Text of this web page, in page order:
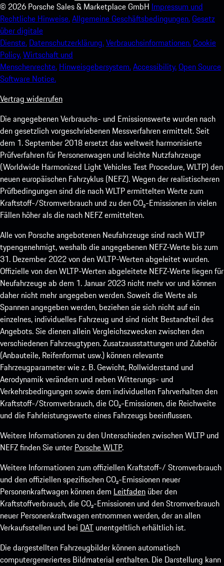
© 2026 Porsche Sales & Marketplace GmbH Impressum und
Rechtliche Hinweise.Allgemeine Geschäftsbedingungen.Gesetz
über digitale
Dienste. Datenschutzerklärung.Verbrauchsinformationen.Cookie
Policy.Wirtschaft und
Menschenrechte. Hinweisgebersystem.Accessibility.Open Source
Software Notice.
Vertrag widerrufen
Die angegebenen Verbrauchs- und Emissionswerte wurden nach
den gesetzlich vorgeschriebenen Messverfahren ermittelt. Seit
dem 1. September 2018 ersetzt das weltweit harmonisierte
Prüfverfahren für Personenwagen und leichte Nutzfahrzeuge
(Worldwide Harmonized Light Vehicles Test Procedure, WLTP) den
neuen europäischen Fahrzyklus (NEFZ). Wegen der realistischeren
Prüfbedingungen sind die nach WLTP ermittelten Werte zum
Kraftstoff-/Stromverbrauch und zu den CO₂-Emissionen in vielen
Fällen höher als die nach NEFZ ermittelten.
Alle von Porsche angebotenen Neufahrzeuge sind nach WLTP
typengenehmigt, weshalb die angegebenen NEFZ-Werte bis zum
31. Dezember 2022 von den WLTP-Werten abgeleitet wurden.
Offizielle von den WLTP-Werten abgeleitete NEFZ-Werte liegen für
Neufahrzeuge ab dem 1. Januar 2023 nicht mehr vor und können
daher nicht mehr angegeben werden. Soweit die Werte als
Spannen angegeben werden, beziehen sie sich nicht auf ein
einzelnes, individuelles Fahrzeug und sind nicht Bestandteil des
Angebots. Sie dienen allein Vergleichszwecken zwischen den
verschiedenen Fahrzeugtypen. Zusatzausstattungen und Zubehör
(Anbauteile, Reifenformat usw.) können relevante
Fahrzeugparameter wie z. B. Gewicht, Rollwiderstand und
Aerodynamik verändern und neben Witterungs- und
Verkehrsbedingungen sowie dem individuellen Fahrverhalten den
Kraftstoff-/Stromverbrauch, die CO₂-Emissionen, die Reichweite
und die Fahrleistungswerte eines Fahrzeugs beeinflussen.
Weitere Informationen zu den Unterschieden zwischen WLTP und
NEFZ finden Sie unter Porsche WLTP.
Weitere Informationen zum offiziellen Kraftstoff-/ Stromverbrauch
und den offiziellen spezifischen CO₂-Emissionen neuer
Personenkraftwagen können dem Leitfaden über den
Kraftstoffverbrauch, die CO₂-Emissionen und den Stromverbrauch
neuer Personenkraftwagen entnommen werden, der an allen
Verkaufsstellen und bei DAT unentgeltlich erhältlich ist.
Die dargestellten Fahrzeugbilder können automatisch
computergeneriertes Bildmaterial enthalten. Die Darstellung kann